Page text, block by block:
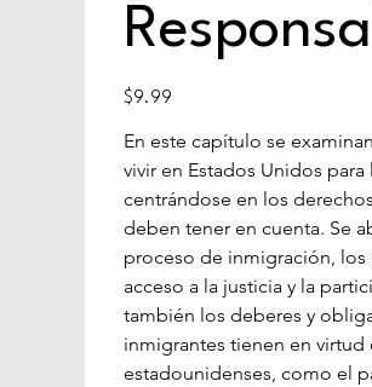
Price
$9.99
En este capítulo se
vivir en Estados Unidos
centrándose en los
deben tener en cuenta. Se
proceso de inmigración, los
acceso a la justicia y la
también los deberes y
inmigrantes tienen en virtud
estadounidenses, como el